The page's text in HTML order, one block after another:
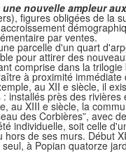
nouvelle ampleur
figures obligées de la
par ventes.
parcelle d'un quart
pour attirer des
comprise dans la
à proximité
au XII e siècle, il
installés près des
au XIII e siècle, la
des Corbières”, avec
individuelle, soit celle
de ses murs. Début
à Popian quatorze